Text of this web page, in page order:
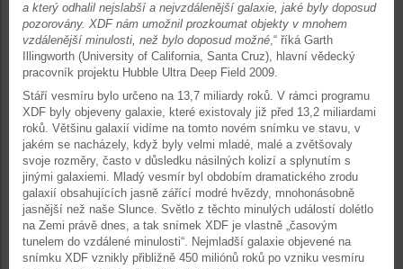
a který odhalil nejslabší a nejvzdálenější galaxie, jaké byly doposud
pozorovány. XDF nám umožnil prozkoumat objekty v mnohem
vzdálenější minulosti, než bylo doposud možné,“ říká Garth
Illingworth (University of California, Santa Cruz), hlavní vědecký
pracovník projektu Hubble Ultra Deep Field 2009.
Stáří vesmíru bylo určeno na 13,7 miliardy roků. V rámci programu
XDF byly objeveny galaxie, které existovaly již před 13,2 miliardami
roků. Většinu galaxií vidíme na tomto novém snímku ve stavu, v
jakém se nacházely, když byly velmi mladé, malé a zvětšovaly
svoje rozměry, často v důsledku násilných kolizí a splynutím s
jinými galaxiemi. Mladý vesmír byl obdobím dramatického zrodu
galaxií obsahujících jasně zářící modré hvězdy, mnohonásobně
jasnější než naše Slunce. Světlo z těchto minulých událostí dolétlo
na Zemi právě dnes, a tak snímek XDF je vlastně „časovým
tunelem do vzdálené minulosti“. Nejmladší galaxie objevené na
snímku XDF vznikly přibližně 450 miliónů roků po vzniku vesmíru